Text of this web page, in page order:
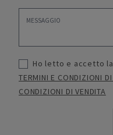
Ho letto e accetto la
TERMINI E CONDIZIONI
CONDIZIONI DI VENDITA